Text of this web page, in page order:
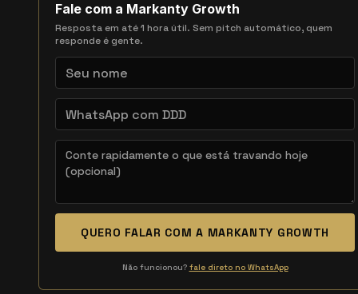
Fale com a Markanty Growth
Resposta em até 1 hora útil. Sem pitch automático, quem
responde é gente.
QUERO FALAR COM A MARKANTY GROWTH
Não funcionou? fale direto no WhatsApp